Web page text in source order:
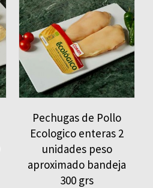
Pechugas de Pollo
Ecologico enteras 2
unidades peso
aproximado bandeja
300 grs